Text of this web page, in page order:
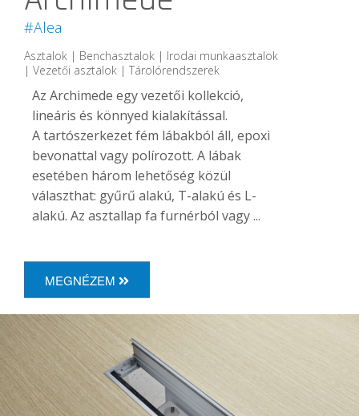
#Alea
Asztalok | Benchasztalok | Irodai munkaasztalok
| Vezetői asztalok | Tárolórendszerek
Az Archimede egy vezetői kollekció,
lineáris és könnyed kialakítással.
A tartószerkezet fém lábakból áll, epoxi
bevonattal vagy polírozott. A lábak
esetében három lehetőség közül
választhat: gyűrű alakú, T-alakú és L-
alakú. Az asztallap fa furnérból vagy ...
MEGNÉZEM